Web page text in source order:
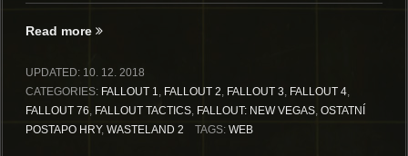
Read more „Co
o
Vánocích?“
UPDATED: 10. 12. 2018
CATEGORIES: FALLOUT 1, FALLOUT 2, FALLOUT 3, FALLOUT 4,
FALLOUT 76, FALLOUT TACTICS, FALLOUT: NEW VEGAS, OSTATNÍ
POSTAPO HRY, WASTELAND 2 TAGS: WEB